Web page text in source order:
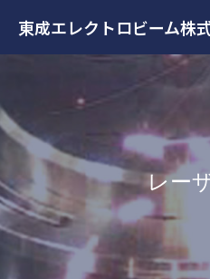
東成エレクトロビーム株
レー